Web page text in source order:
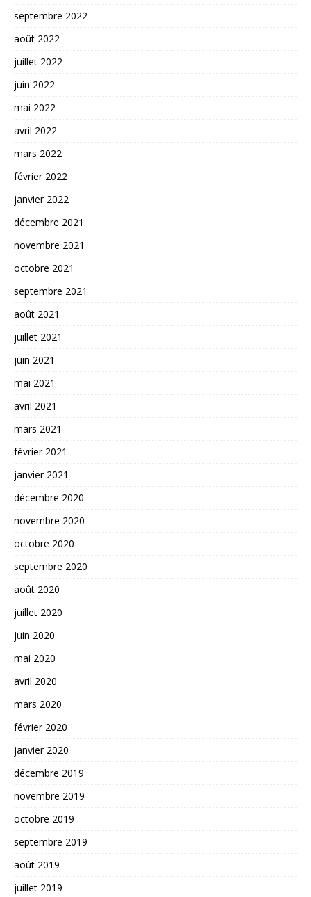
septembre 2022
août 2022
juillet 2022
juin 2022
mai 2022
avril 2022
mars 2022
février 2022
janvier 2022
décembre 2021
novembre 2021
octobre 2021
septembre 2021
août 2021
juillet 2021
juin 2021
mai 2021
avril 2021
mars 2021
février 2021
janvier 2021
décembre 2020
novembre 2020
octobre 2020
septembre 2020
août 2020
juillet 2020
juin 2020
mai 2020
avril 2020
mars 2020
février 2020
janvier 2020
décembre 2019
novembre 2019
octobre 2019
septembre 2019
août 2019
juillet 2019